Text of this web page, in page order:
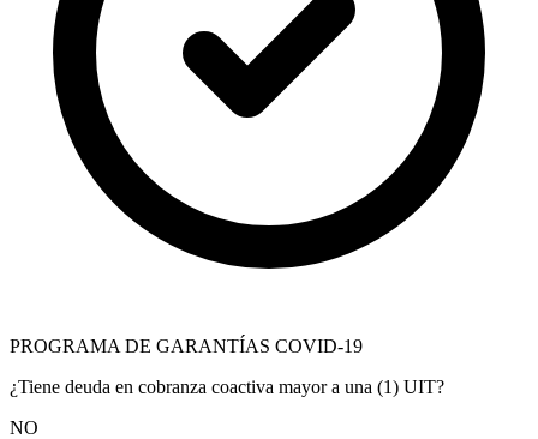
PROGRAMA DE GARANTÍAS COVID-19
¿Tiene deuda en cobranza coactiva mayor a una (1) UIT?
NO